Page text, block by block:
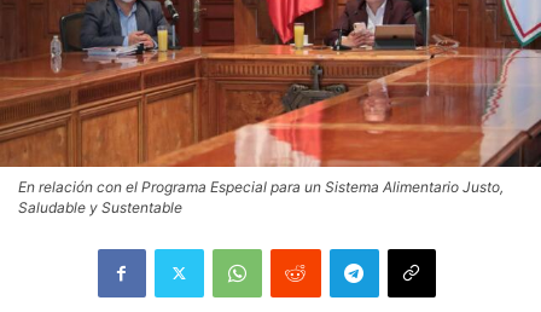
En relación con el Programa Especial para un Sistema Alimentario Justo,
Saludable y Sustentable